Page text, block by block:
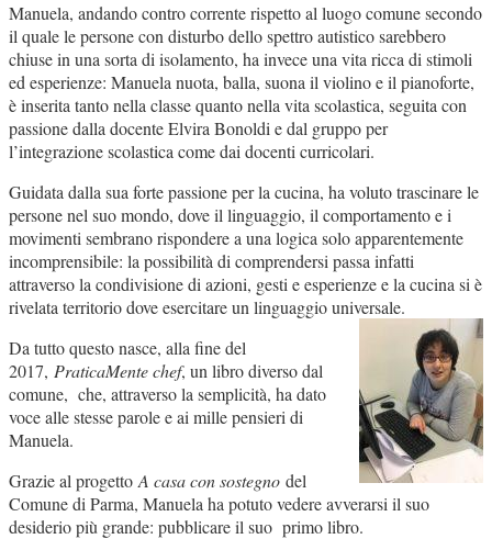
Manuela, andando contro corrente rispetto al luogo comune secondo
il quale le persone con disturbo dello spettro autistico sarebbero
chiuse in una sorta di isolamento, ha invece una vita ricca di stimoli
ed esperienze: Manuela nuota, balla, suona il violino e il pianoforte,
è inserita tanto nella classe quanto nella vita scolastica, seguita con
passionedalla docente Elvira Bonoldi e dal gruppo per
l’integrazione scolastica come dai docenti curricolari.
Guidata dalla sua forte passione per la cucina, ha voluto trascinare le
persone nel suo mondo, dove il linguaggio, il comportamento e i
movimenti sembrano rispondere a una logica solo apparentemente
incomprensibile: la possibilità di comprendersi passa infatti
attraverso la condivisione di azioni, gesti e esperienze e la cucina si è
rivelata territorio dove esercitare un linguaggiouniversale.
Da tutto questo nasce, alla fine del
2017, PraticaMente chef, un libro diverso dal
comune, che, attraverso la semplicità, ha dato
voce alle stesse parole e ai mille pensieri di
Manuela.
Grazie al progetto A casa con sostegno del
Comune di Parma, Manuela ha potuto vedere avverarsi il suo
desiderio più grande: pubblicare il suo primo libro.